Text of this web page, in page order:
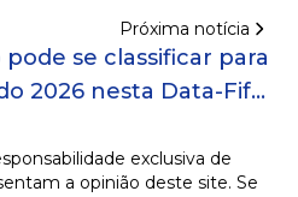
Próxima notícia
se classificar para
2026 nesta Data-Fifa;
exclusiva de
a opinião deste site. Se